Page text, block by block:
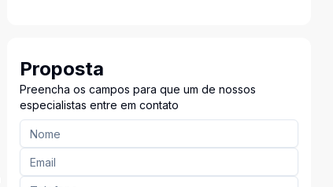
Proposta
Preencha os campos para que um de nossos
especialistas entre em contato